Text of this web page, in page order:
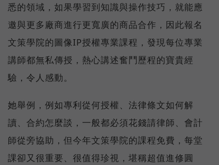
悉的領域，如果學習到知識與操作技巧，就能應
邀與更多廠商進行更寬廣的商品合作，因此報名
文策學院的圖像IP授權專業課程，發現每位專業
講師都無私傳授，熱心講述奮鬥歷程的寶貴經
驗，令人感動。
她舉例，例如專利從何授權、法律條文如何解
讀、合約怎麼談，一般都必須花錢請律師、會計
師從旁協助，但今年文策學院的課程免費，每堂
課卻又很重要、很值得珍視，堪稱超值進修圓